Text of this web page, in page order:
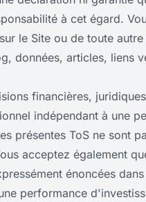
à cet égard.
le Site ou de toute
données, articles, liens
financières,
indépendant à une
présentes ToS ne sont
acceptez également
énoncées
performance